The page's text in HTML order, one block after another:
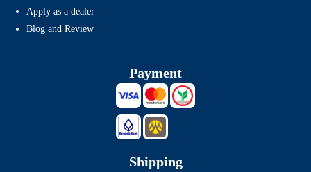
Apply as a dealer
Blog and Review
Payment
Shipping